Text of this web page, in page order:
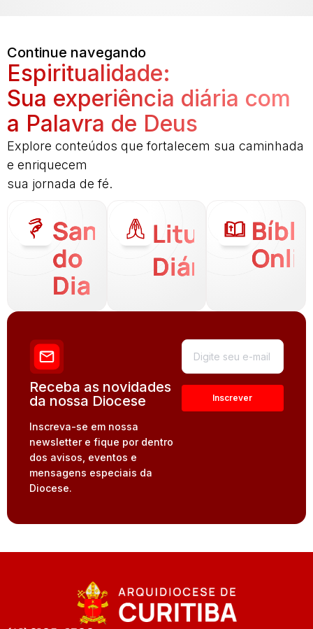
Continue navegando
Espiritualidade:
Sua experiência diária com
a Palavra de Deus
Explore conteúdos que fortalecem sua caminhada
e enriquecem
sua jornada de fé.
Santo
do
Dia
Liturgia
Diária
Receba as novidades
da nossa Diocese
Inscreva-se em nossa
newsletter e fique por dentro
dos avisos, eventos e
mensagens especiais da
Diocese.